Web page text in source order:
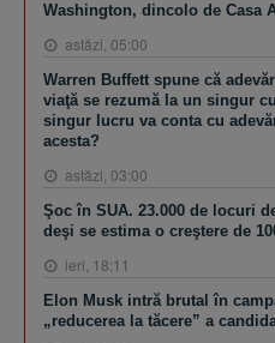
Washington, dincolo de Casa
astăzi, 05:00
Warren Buffett spune că
viaţă se rezumă la un singur
singur lucru va conta cu
acesta?
astăzi, 03:00
Şoc în SUA. 23.000 de locuri
deşi se estima o creştere de
ieri, 18:11
Elon Musk intră brutal în
„reducerea la tăcere” a